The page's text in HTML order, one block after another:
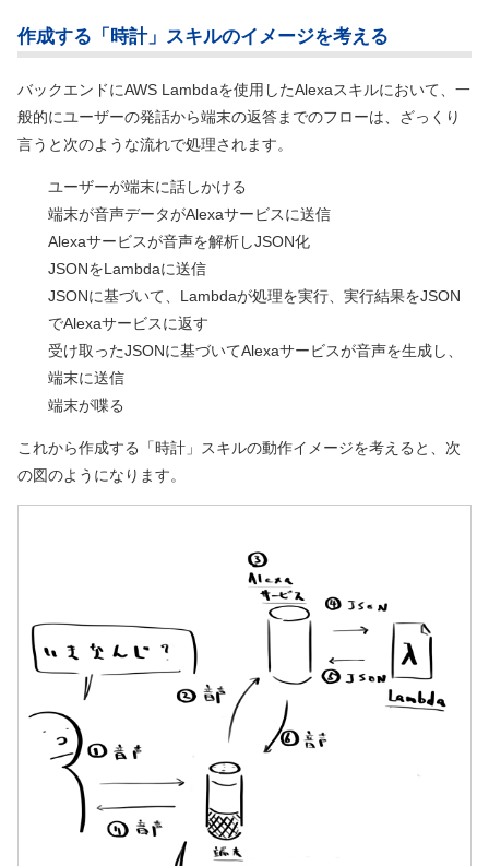
作成する「時計」スキルのイメージを考える
バックエンドにAWS Lambdaを使用したAlexaスキルにおいて、一
般的にユーザーの発話から端末の返答までのフローは、ざっくり
言うと次のような流れで処理されます。
ユーザーが端末に話しかける
端末が音声データがAlexaサービスに送信
Alexaサービスが音声を解析しJSON化
JSONをLambdaに送信
JSONに基づいて、Lambdaが処理を実行、実行結果をJSON
でAlexaサービスに返す
受け取ったJSONに基づいてAlexaサービスが音声を生成し、
端末に送信
端末が喋る
これから作成する「時計」スキルの動作イメージを考えると、次
の図のようになります。